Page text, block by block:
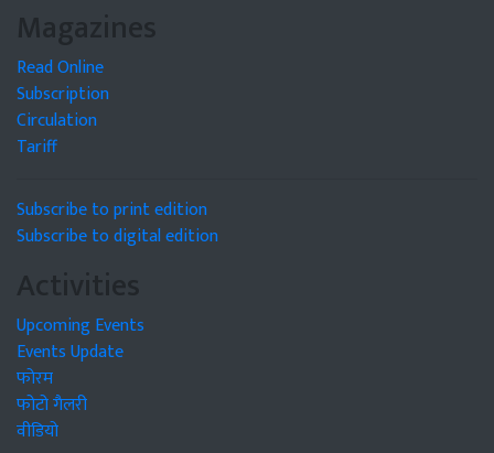
Magazines
Read Online
Subscription
Circulation
Tariff
Subscribe to print edition
Subscribe to digital edition
Activities
Upcoming Events
Events Update
फोरम
फोटो गैलरी
वीडियो